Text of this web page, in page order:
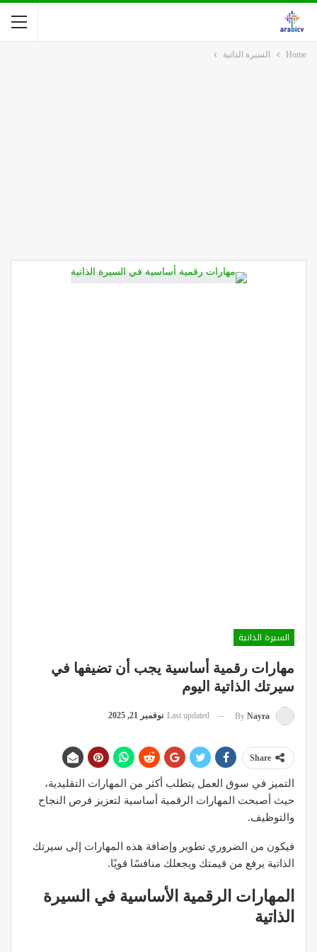
Home السيرة الذاتية
السيرة الذاتية
مهارات رقمية أساسية يجب أن تضيفها في
سيرتك الذاتية اليوم
By Nayra
Last updated نوفمبر 21, 2025
Share
التميز في سوق العمل يتطلب أكثر من المهارات التقليدية،
حيث أصبحت المهارات الرقمية أساسية لتعزيز فرص النجاح
والتوظيف.
فيكون من الضروري تطوير وإضافة هذه المهارات إلى سيرتك
الذاتية يرفع من قيمتك ويجعلك منافسًا قويًا.
المهارات الرقمية الأساسية في السيرة
الذاتية